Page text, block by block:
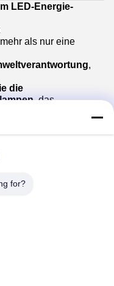
LED-Energie-
als nur eine
,
die
, das
für
for?